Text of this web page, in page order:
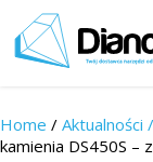
Home / Aktualności /
kamienia DS450S –